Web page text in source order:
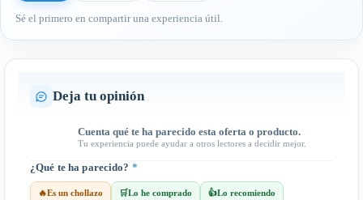
Sé el primero en compartir una experiencia útil.
Deja tu opinión
Cuenta qué te ha parecido esta oferta o producto.
Tu experiencia puede ayudar a otros lectores a decidir mejor.
¿Qué te ha parecido? *
🔥Es un chollazo 🛒Lo he comprado 👍Lo recomiendo